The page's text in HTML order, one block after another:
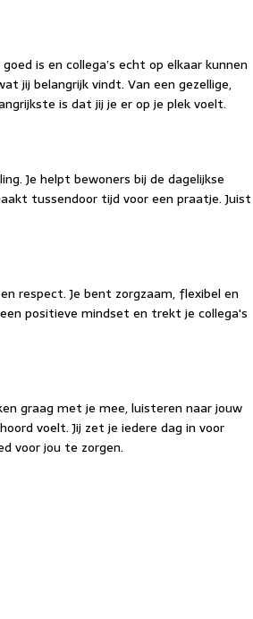
is en collega’s echt op elkaar kunnen
jij belangrijk vindt. Van een gezellige,
is dat jij je er op je plek voelt.
Je helpt bewoners bij de dagelijkse
tussendoor tijd voor een praatje. Juist
respect. Je bent zorgzaam, flexibel en
positieve mindset en trekt je collega's
graag met je mee, luisteren naar jouw
voelt. Jij zet je iedere dag in voor
voor jou te zorgen.